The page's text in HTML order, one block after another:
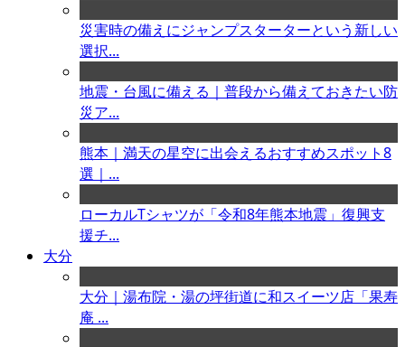
災害時の備えにジャンプスターターという新しい
選択...
地震・台風に備える｜普段から備えておきたい防
災ア...
熊本｜満天の星空に出会えるおすすめスポット8
選｜...
ローカルTシャツが「令和8年熊本地震」復興支
援チ...
大分
大分｜湯布院・湯の坪街道に和スイーツ店「果寿
庵 ...